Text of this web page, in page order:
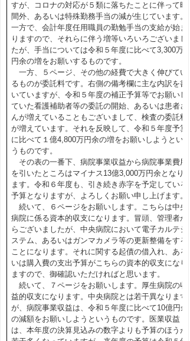
すが、コロナの対応が５類に落ちたことに伴って時
間外、あるいは特殊勤務手当の減が生じています。
一方で、会計年度任用職員の勤勉手当の支給が始ま
りますので、それらに伴う増等いろいろございまし
たが、手当については令和５年度に比べて3,300万
円余の増をお願いするものです。
一方、５ページ、その他の経費で大きく伸びてい
るものが委託料です。右側の備考欄に主な内訳を書
いていますが、令和５年度の補正予算等でお願いし
ていた看護補助者等の委託の開始、あるいは患者さ
んが増えていることもございまして、検査の委託料
が増えています。それを反映して、令和５年度予算
に比べて１億4,800万円余の増をお願いしようとい
うものです。
その表の一番下、病院事業収益から病院事業費用
を引いたところはマイナス13億3,000万円余となり
ます。令和６年度も、引き続き赤字を予定している
予算となりますが、よろしくお願い申し上げます。
続いて、６ページをお願いします。こちらは中央
病院に係る資本的収支になります。冒頭、管理者か
らございましたが、中央病院において電子カルテシ
ステム、あるいはガンマカメラ等の更新整備をする
ことになります。それに関する起債の借入れ、ある
いは購入費の支出予算がこちらの資本的収支になり
ますので、御確認いただければと思います。
続いて、７ページをお願いします。厚生病院の収
益的収支になります。中央病院とは若干異なります
が、病院事業収益は、令和５年度に比べて10億円余
の減額をお願いしようというものです。医業収益
は、本年度の決算見込みの数字よりも予算のほうが